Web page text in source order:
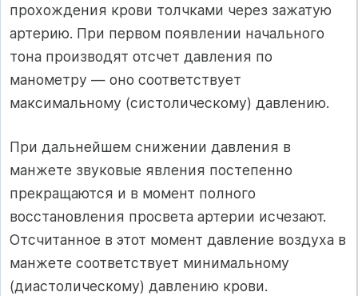
прохождения крови толчками через зажатую
артерию. При первом появлении начального
тона производят отсчет давления по
манометру — оно соответствует
максимальному (систолическому) давлению.
При дальнейшем снижении давления в
манжете звуковые явления постепенно
прекращаются и в момент полного
восстановления просвета артерии исчезают.
Отсчитанное в этот момент давление воздуха в
манжете соответствует минимальному
(диастолическому) давлению крови.